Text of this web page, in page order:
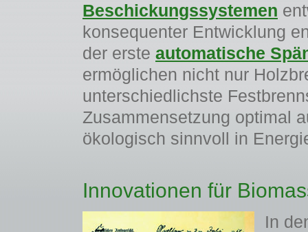
Beschickungssystemen
konsequenter Entwicklung
der erste automatische
ermöglichen nicht nur
unterschiedlichste
Zusammensetzung optimal
ökologisch sinnvoll in
Innovationen für
In